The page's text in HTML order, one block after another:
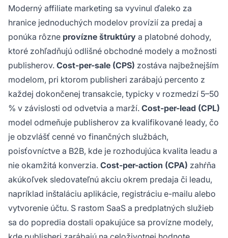
Moderný affiliate marketing sa vyvinul ďaleko za
hranice jednoduchých modelov provízií za predaj a
ponúka rôzne provízne štruktúry a platobné dohody,
ktoré zohľadňujú odlišné obchodné modely a možnosti
publisherov. Cost-per-sale (CPS) zostáva najbežnejším
modelom, pri ktorom publisheri zarábajú percento z
každej dokončenej transakcie, typicky v rozmedzí 5–50
% v závislosti od odvetvia a marží. Cost-per-lead (CPL)
model odmeňuje publisherov za kvalifikované leady, čo
je obzvlášť cenné vo finančných službách,
poisťovníctve a B2B, kde je rozhodujúca kvalita leadu a
nie okamžitá konverzia. Cost-per-action (CPA) zahŕňa
akúkoľvek sledovateľnú akciu okrem predaja či leadu,
napríklad inštaláciu aplikácie, registráciu e-mailu alebo
vytvorenie účtu. S rastom SaaS a predplatných služieb
sa do popredia dostali opakujúce sa provízne modely,